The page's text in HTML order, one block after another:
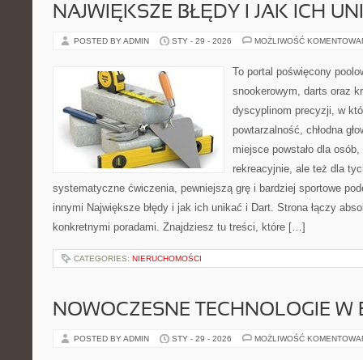
NAJWIĘKSZE BŁĘDY I JAK ICH
POSTED BY ADMIN STY - 29 - 2026 MOŻLIWOŚĆ
To portal poświęcony
snookerowym, darts oraz
dyscyplinom precyzji, w
powtarzalność, chłodna
miejsce powstało dla
rekreacyjnie, ale też dla
systematyczne ćwiczenia, pewniejszą grę i bardziej sportowe
innymi Największe błędy i jak ich unikać i Dart. Strona łączy
konkretnymi poradami. Znajdziesz tu treści, które […]
CATEGORIES: NIERUCHOMOŚCI
NOWOCZESNE TECHNOLOGIE W
POSTED BY ADMIN STY - 29 - 2026 MOŻLIWOŚĆ